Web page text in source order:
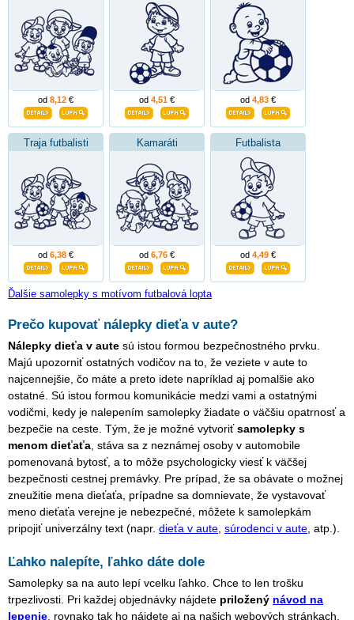
od 8,12 € od 4,51 € od 4,83 €
Traja futbalisti
od 6,38 €
Kamaráti
od 6,76 €
Futbalista
od 4,49 €
Ďalšie samolepky s motívom futbalová lopta
Prečo kupovať nálepky dieťa v aute?
Nálepky dieťa v aute sú istou formou bezpečnostného prvku.
Majú upozorniť ostatných vodičov na to, že veziete v aute to
najcennejšie, čo máte a preto idete napríklad aj pomalšie ako
ostatné. Sú istou formou komunikácie medzi vami a ostatnými
vodičmi, kedy je nalepením samolepky žiadate o väčšiu opatrnosť a
bezpečie na ceste. Tým, že je možné vytvoriťsamolepky s
menom dieťaťa , stáva sa z neznámej osoby v automobile
pomenovaná bytosť, a to môže psychologicky viesť k väčšej
bezpečnosti cestnej premávky. Pre prípad, že sa obávate o možnej
zneužitie mena dieťaťa, prípadne sa domnievate, že vystavovať
meno dieťaťa verejne je nebezpečné, môžete k samolepkám
pripojiť univerzálny text (napr. dieťa v aute súrodenci v aute , atp.).
Ľahko nalepíte, ľahko dáte dole
Samolepky sa na auto lepí vcelku ľahko. Chce to len trošku
trpezlivosti. Pri každej objednávky nájdete priložený návod na
lepenie , rovnako tak ho nájdete aj na našich webových stránkach.